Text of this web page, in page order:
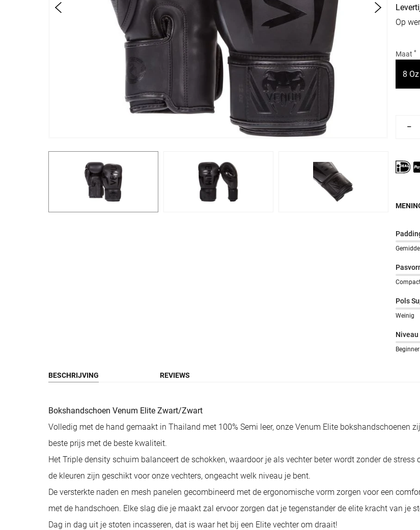
Op
Maat *
8 Oz
Aantal verlagen voor Venum
Aantal verhogen voor
Pols
Weinig
Niveau
Beginner
BESCHRIJVING REVIEWS
Bokshandschoen Venum Elite Zwart/Zwart
Volledig met de hand gemaakt in Thailand met 100% Semi leer, onze Venum Elite bokshandschoenen
beste prijs met de beste kwaliteit.
Het Triple density schuim balanceert de schokken, waardoor je als vechter beter wordt zonder de
de kleuren zijn geschikt voor onze vechters, ongeacht welk niveau je bent.
De versterkte naden en mesh panelen gecombineerd met de ergonomische vorm zorgen voor een
met de handschoen. Elke slag die je maakt zal ervoor zorgen dat je tegenstander de elite kracht van je
Dag in dag uit je stoten incasseren, dat is waar het bij een Elite vechter om draait!